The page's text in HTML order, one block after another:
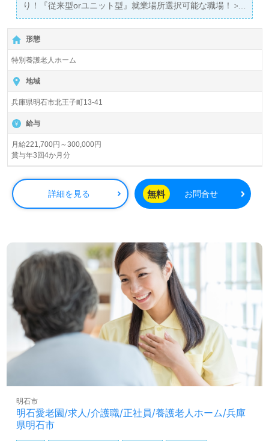
り！『従来型orユニット型』就業場所選択可能な職場！＞
◎介護職/正社員募集◎【月給221,700円～300,000円】＊
初任者研修以上有資格者向け求人＊『明石駅』より路線バ
ス、お車通勤可能です。
入所定員50名（ユニット型/従来型個室・多床室）『特別養
護老人ホームウェルフェア・グランデ明石』社会福祉法人
山輝会（本部：兵庫県明石市）様の運営です。兵庫県を中
心に特別養護老人ホーム、デイサービスセンター、ショー
トステイ、訪問介護、グループホーム、居宅介護支援事業
護相談窓口を開設されている法人様です。
◎幅広い年代層の職員様が活躍中！地域との関わり、ノー
リフトケア、ICTの活用に積極的な事業所様！◎
看護助手や介護職経験のある方をお迎えします。特別養護
老人ホームでの勤務経験は問いません。それぞれの成長に
活かしたい』『自分の適性やキャリアを考慮してくれる環
境で働きたい』『ご利用者様のお役に立てるキャリアを描
きたい』『転職で施設形態や環境を変えて仕事をしたい』
等の方も大歓迎です。募集詳細等、担当コンサルタントよ
りご案内します。お問い合わせも遠慮なくお願いします。
全国の求人ご紹介！医療/福祉業界の正社員/パート求人探
しは【ウィルオブ介護】＊求人情報収集、将来的検討の方
も遠慮なく＊
LINE、メール、お電話などご希望に応じてお問い合わせ/ご
相談可能です。転職相談、求人紹介、年収交渉など完全無
料サービスをご利用いただけます。＜非公開求人も取扱い
あり！＞"転職支援"のプロと一緒に転職活動！お問い合わ
せお待ちしております。
形態
特別養護老人ホーム
地域
兵庫県明石市北王子町13-41
給与
月給221,700円～300,000円
賞与年3回4か月分
詳細を見る 無料 お問合せ
明石愛老園/求人/介護職/正社員/養護老人ホーム/兵庫
県明石市
明石市